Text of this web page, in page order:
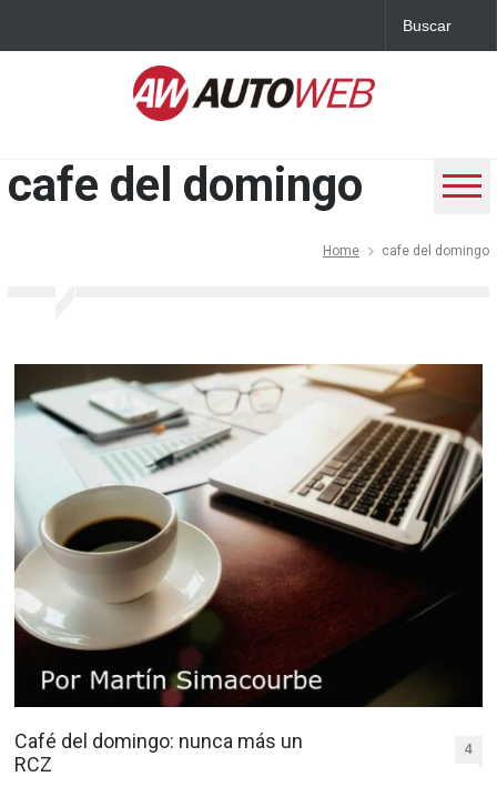
cafe del domingo
Home cafe del domingo
Café del domingo: nunca más un
RCZ
4